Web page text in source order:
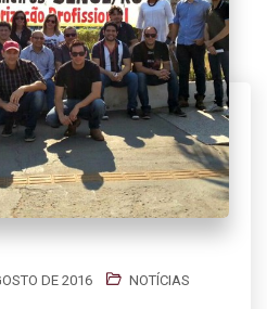
DE 2016 NOTÍCIAS